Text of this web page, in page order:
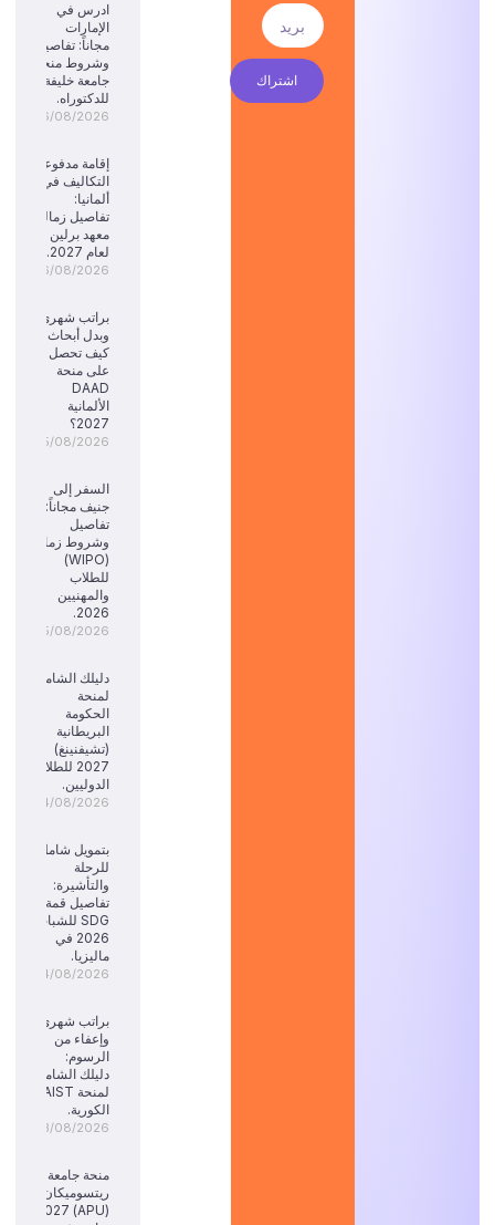
اشتراك
ادرس في
الإمارات
مجاناً: تفاصيل
وشروط منحة
جامعة خليفة
للدكتوراه.
06/08/2026
إقامة مدفوعة
التكاليف في
ألمانيا:
تفاصيل زمالة
معهد برلين
لعام 2027.
06/08/2026
براتب شهري
وبدل أبحاث:
كيف تحصل
على منحة
DAAD
الألمانية
2027؟
05/08/2026
السفر إلى
جنيف مجاناً:
تفاصيل
وشروط زمالة
(WIPO)
للطلاب
والمهنيين
2026.
05/08/2026
دليلك الشامل
لمنحة
الحكومة
البريطانية
(تشيفنينغ)
2027 للطلاب
الدوليين.
04/08/2026
بتمويل شامل
للرحلة
والتأشيرة:
تفاصيل قمة
SDG للشباب
2026 في
ماليزيا.
04/08/2026
براتب شهري
وإعفاء من
الرسوم:
دليلك الشامل
لمنحة KAIST
الكورية.
03/08/2026
منحة جامعة
ريتسوميكان